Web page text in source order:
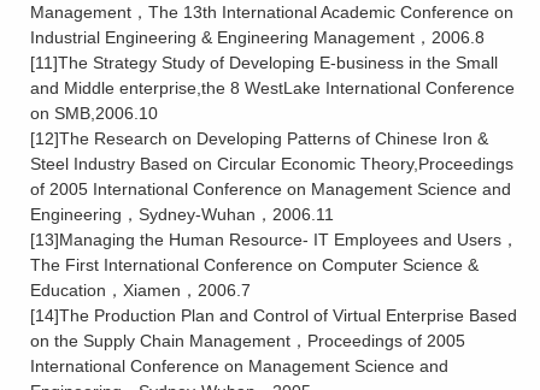
Management，The 13th International Academic Conference on
Industrial Engineering & Engineering Management，2006.8
[11]The Strategy Study of Developing E-business in the Small
and Middle enterprise,the 8 WestLake International Conference
on SMB,2006.10
[12]The Research on Developing Patterns of Chinese Iron &
Steel Industry Based on Circular Economic Theory,Proceedings
of 2005 International Conference on Management Science and
Engineering，Sydney-Wuhan，2006.11
[13]Managing the Human Resource- IT Employees and Users，
The First International Conference on Computer Science &
Education，Xiamen，2006.7
[14]The Production Plan and Control of Virtual Enterprise Based
on the Supply Chain Management，Proceedings of 2005
International Conference on Management Science and